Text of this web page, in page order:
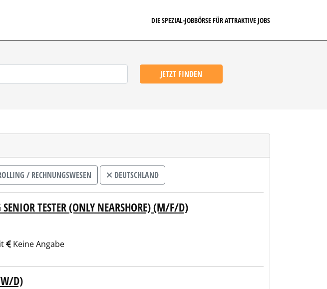
DIE SPEZIAL-JOBBÖRSE FÜR ATTRAKTIVE JOBS
JETZT FINDEN
/ RECHNUNGSWESEN DEUTSCHLAND
SENIOR TESTER (ONLY NEARSHORE) (M/F/D)
Keine Angabe
D)